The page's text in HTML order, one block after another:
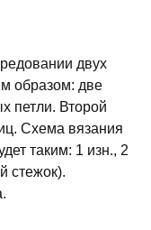
двух
образом: две
петли. Второй
Схема вязания
таким: 1 изн., 2
стежок).